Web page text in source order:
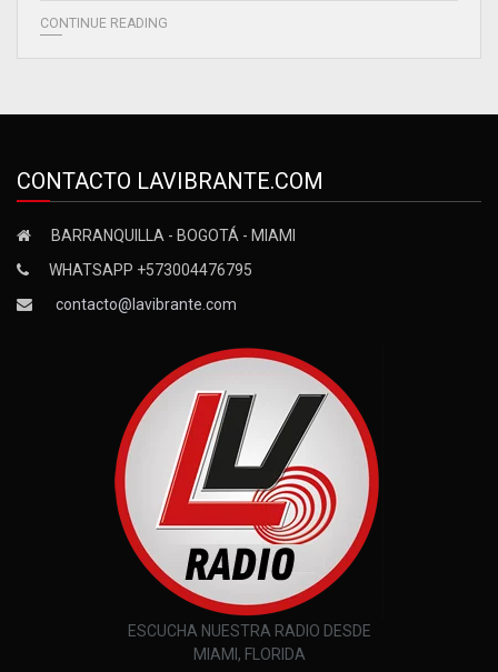
CONTINUE READING
CONTACTO LAVIBRANTE.COM
BARRANQUILLA - BOGOTÁ - MIAMI
WHATSAPP +573004476795
contacto@lavibrante.com
ESCUCHA NUESTRA RADIO DESDE
MIAMI, FLORIDA